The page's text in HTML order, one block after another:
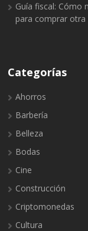
Guía fiscal: Cómo
para comprar otra
Categorías
Ahorros
Barbería
Belleza
Bodas
Cine
Construcción
Criptomonedas
Cultura